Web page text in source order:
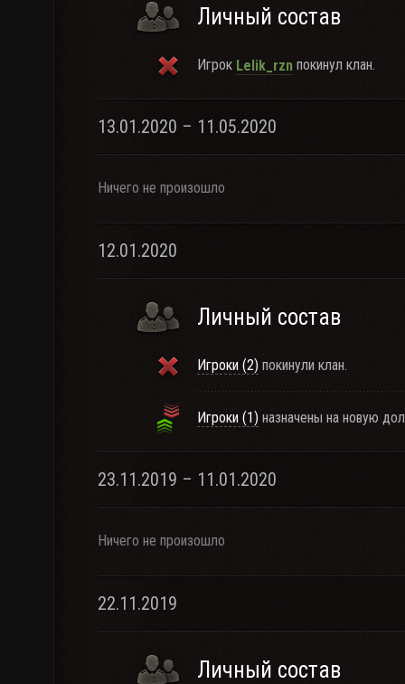
Личный состав
Игрок Lelik_rzn покинул клан.
13.01.2020 – 11.05.2020
Ничего не произошло
12.01.2020
Личный состав
Игроки (2) покинули клан.
Игроки (1) назначены на новую
23.11.2019 – 11.01.2020
Ничего не произошло
22.11.2019
Личный состав